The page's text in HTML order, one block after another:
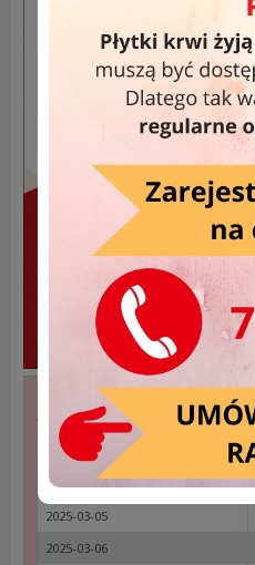
Akcje Wyjazdowe »
DATA
2025-03-03
2025-03-05
2025-03-06